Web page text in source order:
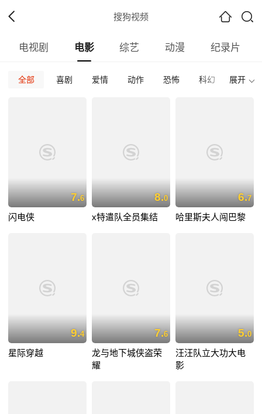
搜狗视频
电视剧 电影 综艺 动漫 纪录片
全部 喜剧 爱情 动作 恐怖 科幻 惊悚
免费正片
展开
7.6
闪电侠
8.0
x特遣队全员集结
6.7
哈里斯夫人闯巴黎
9.4
星际穿越
7.6
龙与地下城侠盗荣
耀
5.0
汪汪队立大功大电
影